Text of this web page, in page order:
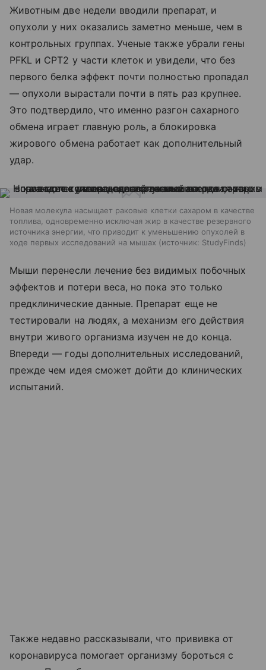
Животным две недели вводили препарат, и
опухоли у них оказались заметно меньше, чем в
контрольных группах. Ученые также убрали гены
PFKL и CPT2 у части клеток и увидели, что без
первого белка эффект почти полностью пропадал
— опухоли вырастали почти в пять раз крупнее.
Это подтвердило, что именно разгон сахарного
обмена играет главную роль, а блокировка
жирового обмена работает как дополнительный
удар.
Новая молекула насыщает раковые клетки сахаром в качестве
топлива, одновременно исключая жир в качестве резервного
источника энергии, что приводит к уменьшению опухолей в
ходе первых исследований на мышах
источник: StudyFinds
Мыши перенесли лечение без видимых побочных
эффектов и потери веса, но пока это только
предклинические данные. Препарат еще не
тестировали на людях, а механизм его действия
внутри живого организма изучен не до конца.
Впереди — годы дополнительных исследований,
прежде чем идея сможет дойти до клинических
испытаний.
Также недавно рассказывали, что прививка от
коронавируса помогает организму бороться с